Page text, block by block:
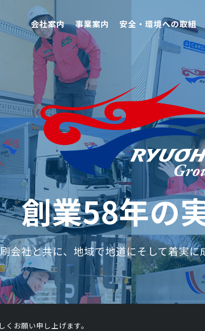
会社案内 事業案内 安全・環境への取組
創業58年の
会社と共に、 地域で地道にそして着実に
お願い申し上げます。